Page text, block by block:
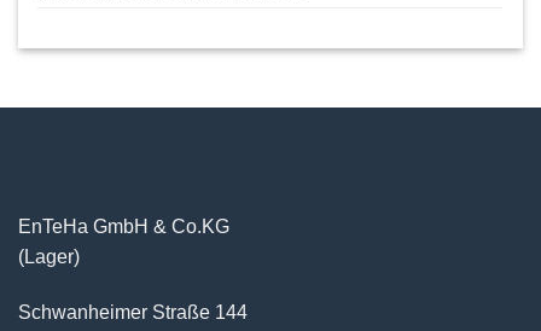
EnTeHa GmbH & Co.KG
(Lager)
Schwanheimer Straße 144